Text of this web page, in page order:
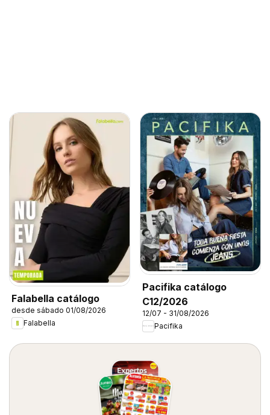
Falabella catálogo
desde sábado 01/08/2026
Falabella
Pacifika catálogo
C12/2026
12/07 - 31/08/2026
Pacifika